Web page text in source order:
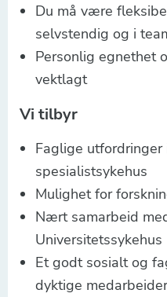
Du må være
selvstendig og i
Personlig egnethet
vektlagt
Vi tilbyr
Faglige
spesialistsykehus
Mulighet for
Nært samarbeid
Universitetssykehus
Et godt sosialt og
dyktige